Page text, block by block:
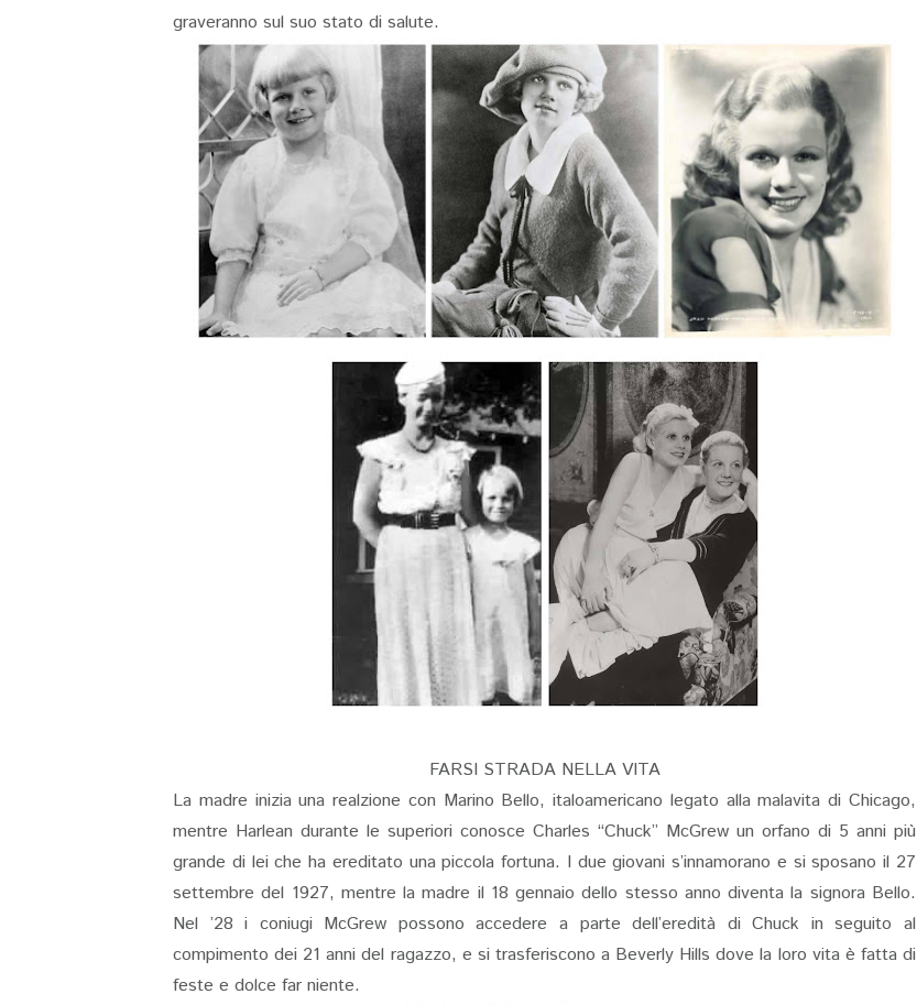
graveranno sul suo stato di salute.
FARSI STRADA NELLA VITA
La madre inizia una realzione con Marino Bello, italoamericano legato alla malavita di Chicago,
mentre Harlean durante le superiori conosce Charles “Chuck” McGrew un orfano di 5 anni più
grande di lei che ha ereditato una piccola fortuna. I due giovani s’innamorano e si sposano il 27
settembre del 1927, mentre la madre il 18 gennaio dello stesso anno diventa la signora Bello.
Nel ’28 i coniugi McGrew possono accedere a parte dell’eredità di Chuck in seguito al
compimento dei 21 anni del ragazzo, e si trasferiscono a Beverly Hills dove la loro vita è fatta di
feste e dolce far niente.